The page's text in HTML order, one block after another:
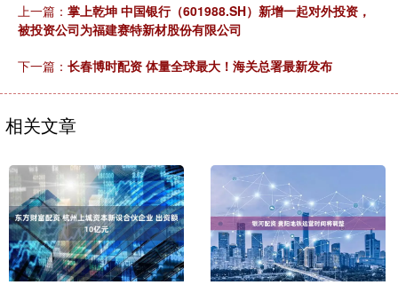
上一篇： 掌上乾坤 中国银行（601988.SH）新增一起对外投资，
被投资公司为福建赛特新材股份有限公司
下一篇： 长春博时配资 体量全球最大！海关总署最新发布
相关文章